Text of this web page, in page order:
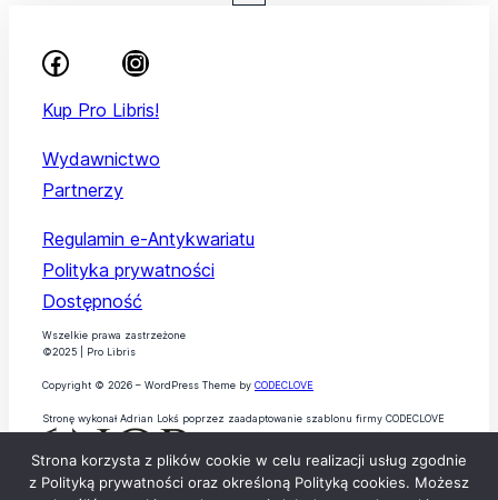
Kup Pro Libris!
Wydawnictwo
Partnerzy
Regulamin e-Antykwariatu
Polityka prywatności
Dostępność
Wszelkie prawa zastrzeżone
©2025 | Pro Libris
Copyright © 2026 – WordPress Theme by CODECLOVE
Stronę wykonał Adrian Lokś poprzez zaadaptowanie szablonu firmy CODECLOVE
Strona korzysta z plików cookie w celu realizacji usług zgodnie
z Polityką prywatności oraz określoną Polityką cookies. Możesz